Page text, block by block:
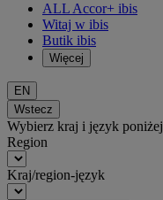
ALL Accor+ ibis
Witaj w ibis
Butik ibis
Więcej
EN
Wstecz
Wybierz kraj i język poniżej
Region
Kraj/region-język